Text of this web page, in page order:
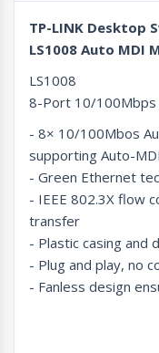
TP-LINK Desktop
LS1008 Auto MDI
LS1008
8-Port 10/100Mbps
- 8× 10/100Mbos
supporting Auto-
- Green Ethernet
- IEEE 802.3X flow
transfer
- Plastic casing and
- Plug and play, no
- Fanless design